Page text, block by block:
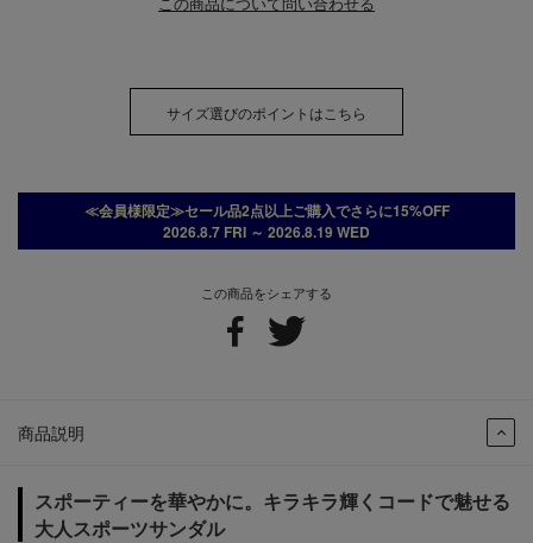
この商品をシェアする
商品説明
スポーティーを華やかに。キラキラ輝くコードで魅せる
大人スポーツサンダル
サイズ選びのポイントはこちら
≪会員様限定≫セール品2点以上ご購入でさらに15%OFF
2026.8.7 FRI ～ 2026.8.19 WED